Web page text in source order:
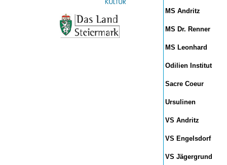
MS Andritz
MS Dr. Renner
MS Leonhard
Odilien Institut
Sacre Coeur
Ursulinen
VS Andritz
VS Engelsdorf
VS Jägergrund